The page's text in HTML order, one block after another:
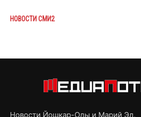
НОВОСТИ СМИ2
Новости Йошкар-Олы и Марий Эл,